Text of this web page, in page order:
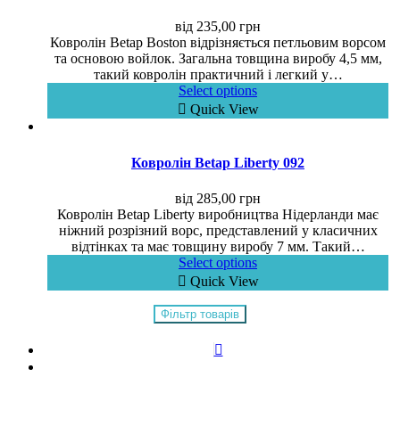
від 235,00 грн
Ковролін Betap Boston відрізняється петльовим ворсом
та основою войлок. Загальна товщина виробу 4,5 мм,
такий ковролін практичний і легкий у…
Select options
Quick View
Ковролін Betap Liberty 092
від 285,00 грн
Ковролін Betap Liberty виробництва Нідерланди має
ніжний розрізний ворс, представлений у класичних
відтінках та має товщину виробу 7 мм. Такий…
Select options
Quick View
Фільтр товарів